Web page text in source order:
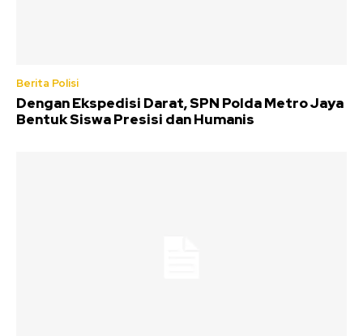
Berita Polisi
Dengan Ekspedisi Darat, SPN Polda Metro Jaya
Bentuk Siswa Presisi dan Humanis